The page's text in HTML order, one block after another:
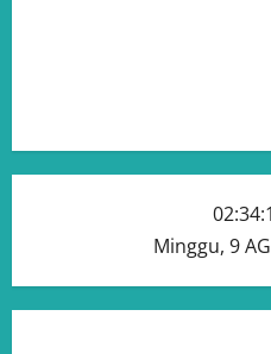
Minggu, 9